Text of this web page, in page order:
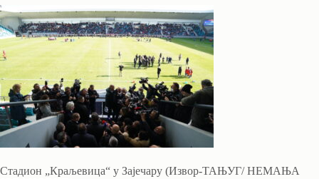
Стадион „Краљевица“ у Зајечару (Извор-ТАЊУГ/ НЕМАЊА